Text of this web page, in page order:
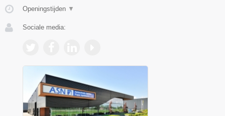
Openingstijden ▼
Sociale media: